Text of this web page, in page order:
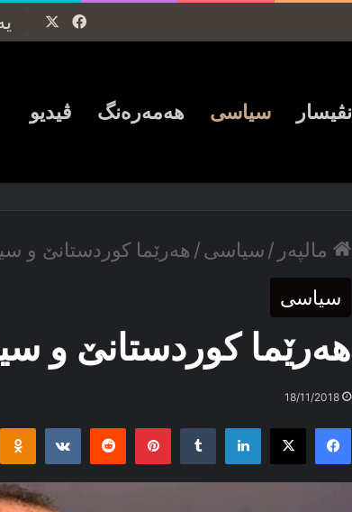
Facebook
نڤیسار سیاسی ھەمەرەنگ ڤیدیو
مالپەر /سیاسی/ هەرێما کوردستانێ و
سیاسی
هەرێما کوردستانێ و
18/11/2018
Facebook
X
LinkedIn
Tumblr
Pinterest
Reddit